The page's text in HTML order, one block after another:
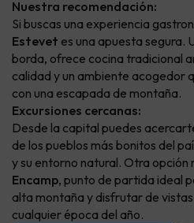
Nuestra recomendación:
Si buscas una experiencia
Estevet es una apuesta segura.
borda, ofrece cocina tradicional
calidad y un ambiente acogedor
con una escapada de montaña.
Excursiones cercanas:
Desde la capital puedes
de los pueblos más bonitos del
y su entorno natural. Otra opción
Encamp, punto de partida ideal
alta montaña y disfrutar de
cualquier época del año.